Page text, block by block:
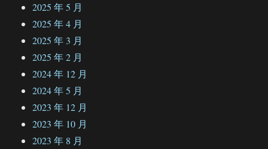
2025 年 5 月
2025 年 4 月
2025 年 3 月
2025 年 2 月
2024 年 12 月
2024 年 5 月
2023 年 12 月
2023 年 10 月
2023 年 8 月